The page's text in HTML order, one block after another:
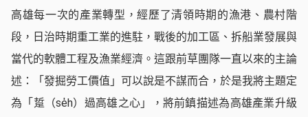
高雄每一次的產業轉型，經歷了清領時期的漁港、農村階
段，日治時期重工業的進駐，戰後的加工區、拆船業發展與
當代的軟體工程及漁業經濟。這跟前草團隊一直以來的主論
述：「發掘勞工價值」可以說是不謀而合，於是我將主題定
為「踅（se̍h）過高雄之心」，將前鎮描述為高雄產業升級